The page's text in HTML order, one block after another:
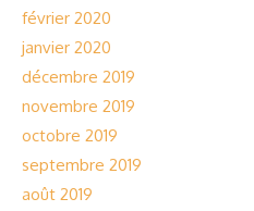
février 2020
janvier 2020
décembre 2019
novembre 2019
octobre 2019
septembre 2019
août 2019